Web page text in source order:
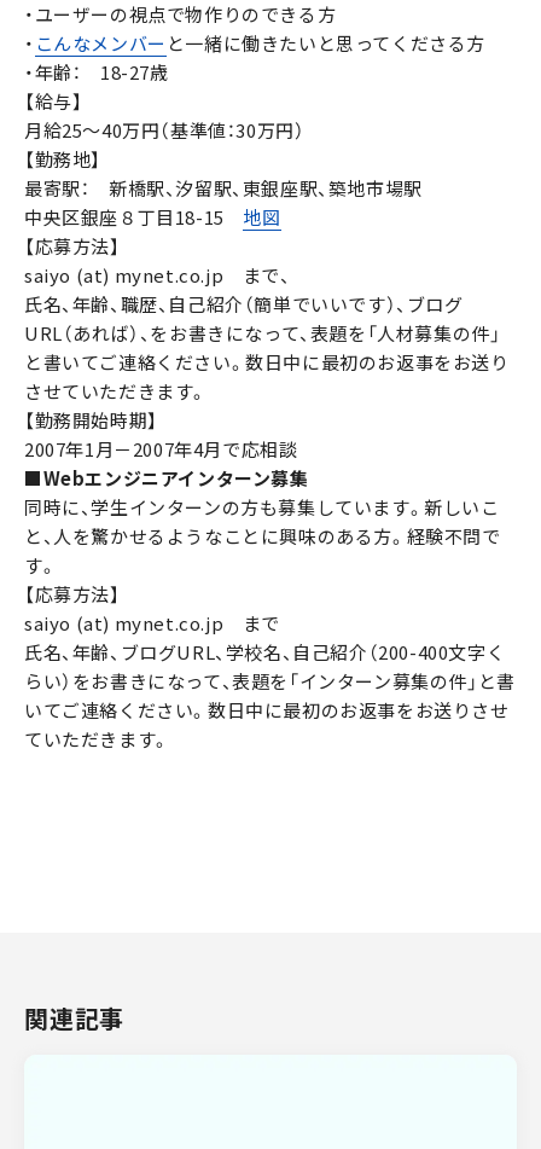
・ユーザーの視点で物作りのできる方
・ こんなメンバー と一緒に働きたいと思ってくださる方
・年齢： 18-27歳
【給与】
月給25〜40万円（基準値：30万円）
【勤務地】
最寄駅： 新橋駅、汐留駅、東銀座駅、築地市場駅
中央区銀座８丁目18-15 地図
【応募方法】
saiyo (at) mynet.co.jp まで、
氏名、年齢、職歴、自己紹介（簡単でいいです）、ブログ
URL（あれば）、をお書きになって、表題を「人材募集の件」
と書いてご連絡ください。数日中に最初のお返事をお送り
させていただきます。
【勤務開始時期】
2007年1月－2007年4月で応相談
■Webエンジニアインターン募集
同時に、学生インターンの方も募集しています。新しいこ
と、人を驚かせるようなことに興味のある方。経験不問で
す。
【応募方法】
saiyo (at) mynet.co.jp まで
氏名、年齢、ブログURL、学校名、自己紹介（200-400文字く
らい）をお書きになって、表題を「インターン募集の件」と書
いてご連絡ください。数日中に最初のお返事をお送りさせ
ていただきます。
関連記事